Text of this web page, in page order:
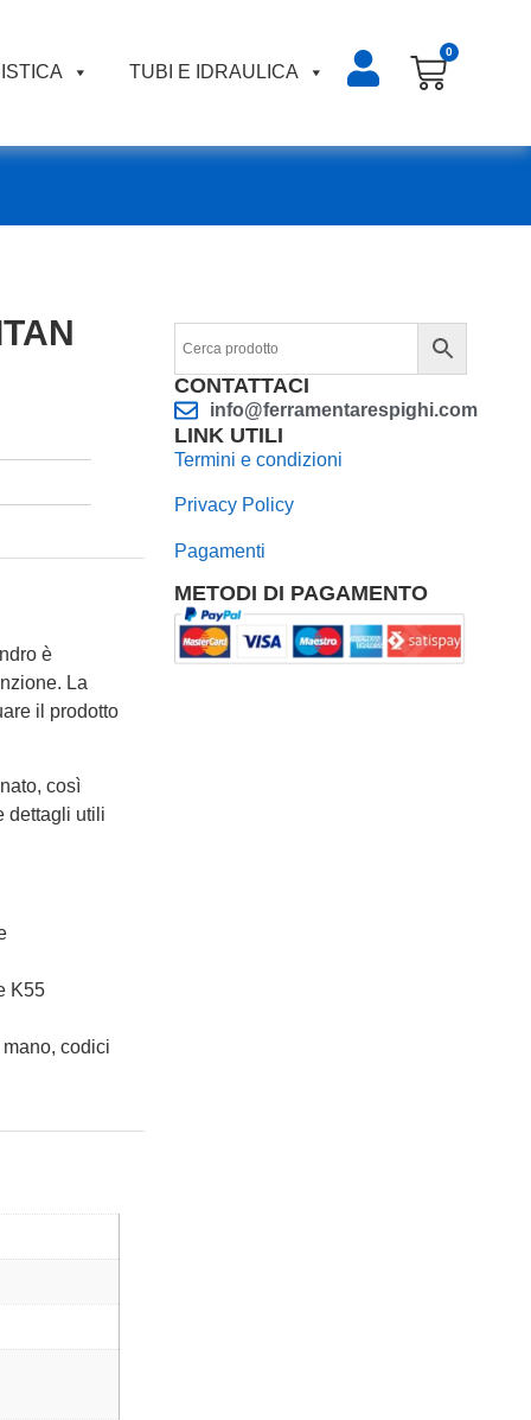
TUBI E IDRAULICA
0
è
La
il prodotto
così
dettagli utili
K55
codici
CONTATTACI
info@ferramentarespighi.com
LINK UTILI
Termini e condizioni
Privacy Policy
Pagamenti
METODI DI PAGAMENTO